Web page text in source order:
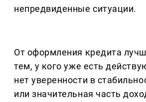
непредвиденные ситуации.
От оформления кредита
тем, у кого уже есть
нет уверенности в
или значительная часть